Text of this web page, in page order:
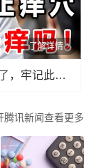
了解详情
凡是皮肤瘙痒1月以上，不管皮痒多久了，牢记此法，快！准！狠！
腾讯新闻查看更多